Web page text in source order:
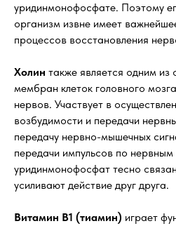
уридинмонофосфате. Поэтому
организм извне имеет
процессов восстановления
Холин также является одним
мембран клеток головного
нервов. Участвует в
возбудимости и передачи
передачу нервно-мышечных
передачи импульсов по
уридинмонофосфат тесно
усиливают действие друг друга.
Витамин В1 (тиамин) играет